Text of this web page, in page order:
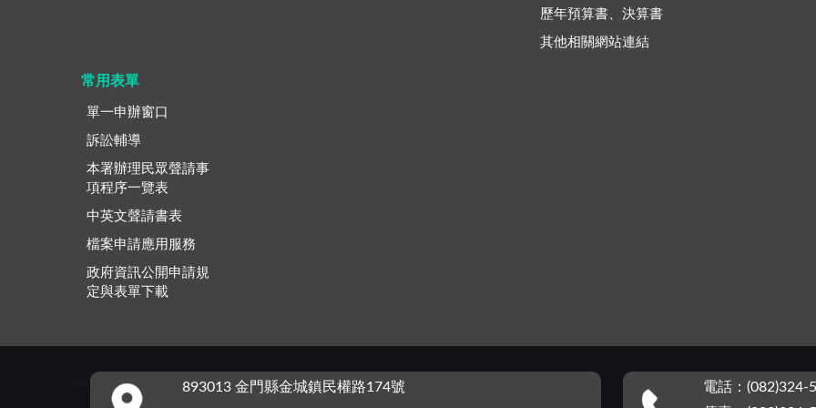
歷年預算書、決算書
其他相關網站連結
常用表單
單一申辦窗口
訴訟輔導
本署辦理民眾聲請事
項程序一覽表
中英文聲請書表
檔案申請應用服務
政府資訊公開申請規
定與表單下載
893013 金門縣金城鎮民權路174號
電話：(082)324-